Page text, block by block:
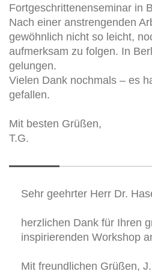
Fortgeschrittenenseminar in
Nach einer anstrengenden
gewöhnlich nicht so leicht,
aufmerksam zu folgen. In
gelungen.
Vielen Dank nochmals – es
gefallen.
Mit besten Grüßen,
T.G.
Sehr geehrter Herr Dr.
herzlichen Dank für Ihren
inspirierenden Workshop
Mit freundlichen Grüßen,